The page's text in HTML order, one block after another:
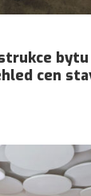
bytu
cen